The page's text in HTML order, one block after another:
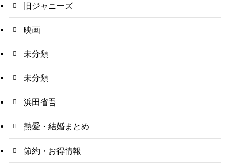
旧ジャニーズ
映画
未分類
未分類
浜田省吾
熱愛・結婚まとめ
節約・お得情報